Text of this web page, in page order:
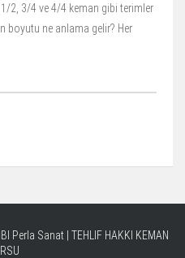
2, 3/4 ve 4/4 keman gibi terimler
boyutu ne anlama gelir? Her
Perla Sanat
TEHLIF HAKKI KEMAN